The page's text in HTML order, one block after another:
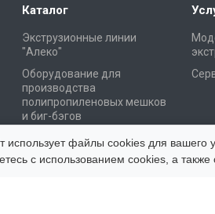
Каталог
Экструзионные линии
"Алеко"
Оборудование для
производства
полипропиленовых мешков
и биг-бэгов
Оборудование для
вторичной переработки
использует файлы cookies для вашего
с использованием cookies, а также